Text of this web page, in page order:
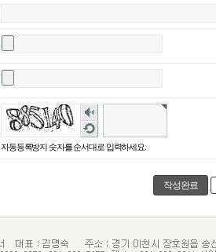
숫
자
음
성
새
로
고
자동등록방지 숫자를 순서대로 입력하세요.